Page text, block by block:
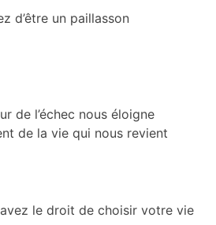
d’être un paillasson
de l’échec nous éloigne
de la vie qui nous revient
le droit de choisir votre vie